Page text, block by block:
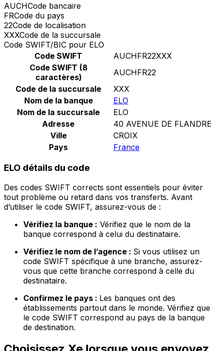
AUCHCode bancaire
FRCode du pays
22Code de localisation
XXXCode de la succursale
Code SWIFT/BIC pour ELO
Code SWIFT
AUCHFR22XXX
Code SWIFT (8
caractères)
AUCHFR22
Code de la succursale
XXX
Nom de la banque
ELO
Nom de la succursale
ELO
Adresse
40 AVENUE DE FLANDRE
Ville
CROIX
Pays
France
ELO détails du code
Des codes SWIFT corrects sont essentiels pour éviter
tout problème ou retard dans vos transferts. Avant
d’utiliser le code SWIFT, assurez-vous de :
Vérifiez la banque : Vérifiez que le nom de la
banque correspond à celui du destinataire.
Vérifiez le nom de l’agence : Si vous utilisez un
code SWIFT spécifique à une branche, assurez-
vous que cette branche correspond à celle du
destinataire.
Confirmez le pays : Les banques ont des
établissements partout dans le monde. Vérifiez que
le code SWIFT correspond au pays de la banque
de destination.